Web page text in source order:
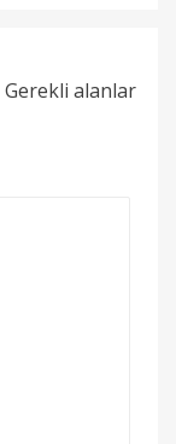
Gerekli alanlar